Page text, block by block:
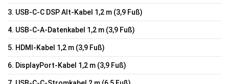
3. USB-C-C DSP Alt-Kabel 1,2 m (3,9 Fuß)
4. USB-C-A-Datenkabel 1,2 m (3,9 Fuß)
5. HDMI-Kabel 1,2 m (3,9 Fuß)
6. DisplayPort-Kabel 1,2 m (3,9 Fuß)